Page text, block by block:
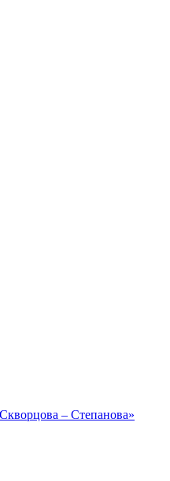
– Степанова»